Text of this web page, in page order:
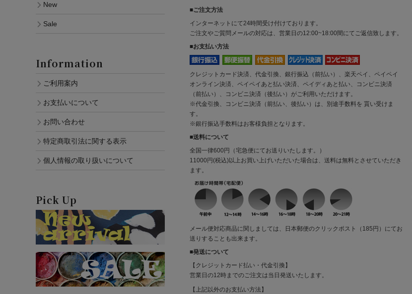
■ご注文方法
インターネットにて24時間受け付けております。
ご注文やご質問メールの対応は、営業日の12:00~18:00間にてご返信致します。
■お支払い方法
クレジットカード決済、代金引換、銀行振込（前払い）、楽天ペイ、ペイペイ
オンライン決済、ペイペイあと払い決済、ペイディあと払い、コンビニ決済
（前払い）、コンビニ決済（後払い）がご利用いただけます。
※代金引換、コンビニ決済（前払い、後払い）は、別途手数料を 貰い受けま
す。
※銀行振込手数料はお客様負担となります。
■送料について
全国一律600円（宅急便にてお送りいたします。）
11000円(税込)以上お買い上げいただいた場合は、送料は無料とさせていただき
ます。
メール便対応商品に関しましては、日本郵便のクリックポスト（185円）にてお
送りすることも出来ます。
■発送について
【クレジットカード払い・代金引換】
営業日の12時までのご注文は当日発送いたします。
【上記以外のお支払い方法】
New
Sale
Information
ご利用案内
お支払いについて
お問い合わせ
特定商取引法に関する表示
個人情報の取り扱いについて
Pick Up